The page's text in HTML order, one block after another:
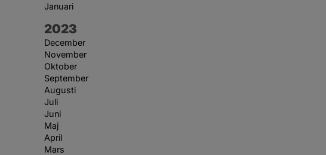
Januari
År:
2023
December
November
Oktober
September
Augusti
Juli
Juni
Maj
April
Mars